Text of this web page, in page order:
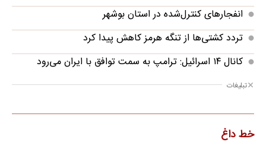
انفجارهای کنترل‌شده در استان بوشهر
تردد کشتی‌ها از تنگه هرمز کاهش پیدا کرد
کانال ۱۴ اسرائیل: ترامپ به سمت توافق با ایران می‌رود
تبلیغات
خط داغ